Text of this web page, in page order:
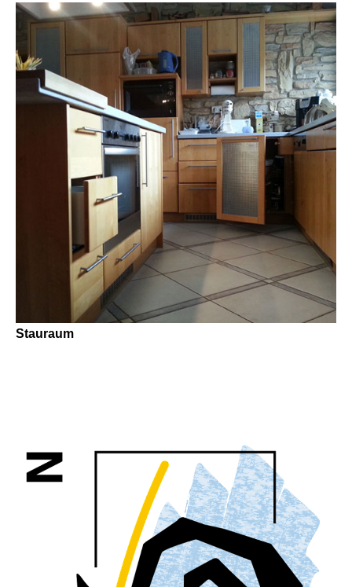
Stauraum